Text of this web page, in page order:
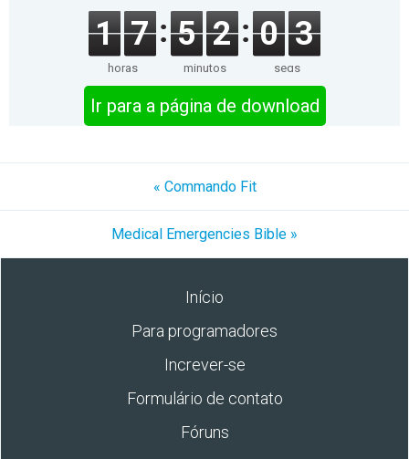
1 7
horas
5 2
minutos
0 3
segs
Ir para a página de download
« Commando Fit
Medical Emergencies Bible »
Início
Para programadores
Increver-se
Formulário de contato
Fóruns